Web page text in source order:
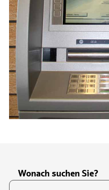
Wonach suchen Sie?
Suchfeld